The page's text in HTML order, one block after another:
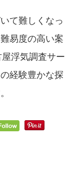
て難しくなっ
易度の高い案
浮気調査サー
経験豊かな探